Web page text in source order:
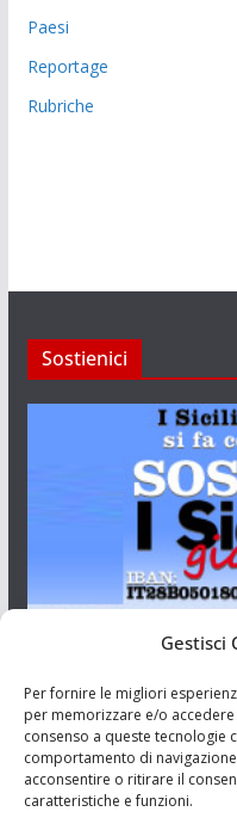
Gestisci
Per fornire le migliori
per memorizzare e/o
consenso a queste tecnologie
comportamento di
acconsentire o ritirare il
caratteristiche e funzioni.
Paesi
Reportage
Rubriche
Sostienici
Aut. del tribunale di
Resp. Riccardo Orioles.